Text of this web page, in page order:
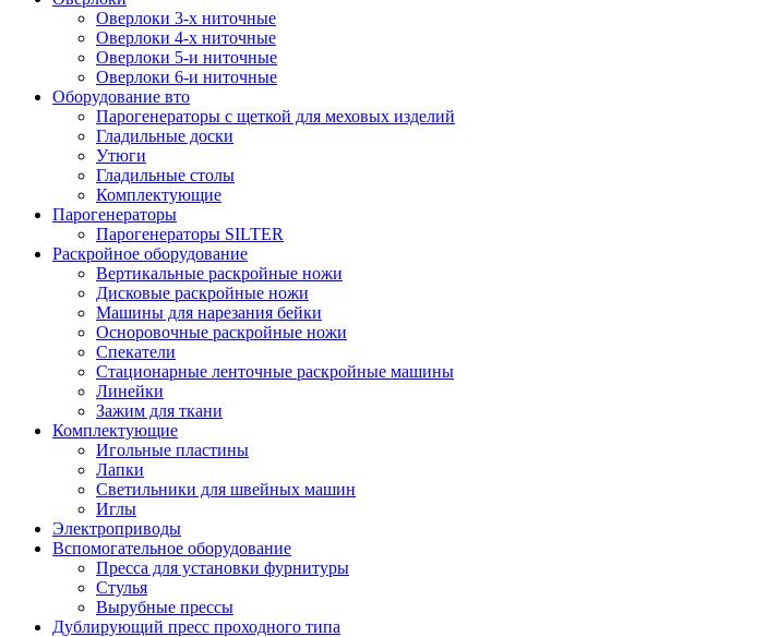
Оверлоки 3-х ниточные
Оверлоки 4-х ниточные
Оверлоки 5-и ниточные
Оверлоки 6-и ниточные
Оборудование вто
Парогенераторы с щеткой для меховых изделий
Гладильные доски
Утюги
Гладильные столы
Комплектующие
Парогенераторы
Парогенераторы SILTER
Раскройное оборудование
Вертикальные раскройные ножи
Дисковые раскройные ножи
Машины для нарезания бейки
Осноровочные раскройные ножи
Спекатели
Стационарные ленточные раскройные машины
Линейки
Зажим для ткани
Комплектующие
Игольные пластины
Лапки
Светильники для швейных машин
Иглы
Электроприводы
Вспомогательное оборудование
Пресса для установки фурнитуры
Стулья
Вырубные прессы
Дублирующий пресс проходного типа